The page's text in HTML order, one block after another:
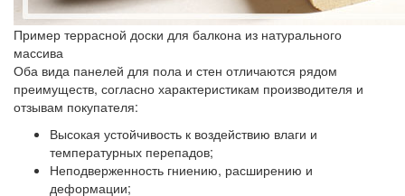
Пример террасной доски для балкона из натурального
массива
Оба вида панелей для пола и стен отличаются рядом
преимуществ, согласно характеристикам производителя и
отзывам покупателя:
Высокая устойчивость к воздействию влаги и
температурных перепадов;
Неподверженность гниению, расширению и
деформации;